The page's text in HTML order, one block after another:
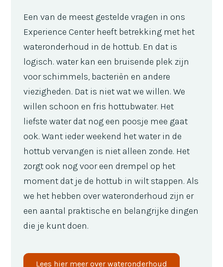
Een van de meest gestelde vragen in ons
Experience Center heeft betrekking met het
wateronderhoud in de hottub. En dat is
logisch. water kan een bruisende plek zijn
voor schimmels, bacteriën en andere
viezigheden. Dat is niet wat we willen. We
willen schoon en fris hottubwater. Het
liefste water dat nog een poosje mee gaat
ook. Want ieder weekend het water in de
hottub vervangen is niet alleen zonde. Het
zorgt ook nog voor een drempel op het
moment dat je de hottub in wilt stappen. Als
we het hebben over wateronderhoud zijn er
een aantal praktische en belangrijke dingen
die je kunt doen.
Lees hier meer over wateronderhoud